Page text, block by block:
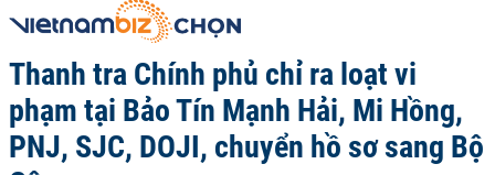
Thanh tra Chính phủ chỉ ra loạt vi
phạm tại Bảo Tín Mạnh Hải, Mi Hồng,
PNJ, SJC, DOJI, chuyển hồ sơ sang Bộ